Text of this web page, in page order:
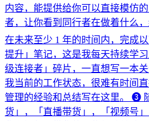
内容，能提供给你可以直接模仿
者，让你看到同行者在做着什么
在未来至少 1 年的时间内，完成
提升」笔记，这是我每天持续学
级连接者」碎片，一直想写一本
我当前的工作状态，很难有时间
管理的经验和总结写在这里。 ❸
货」，「直播带货」，「视频号